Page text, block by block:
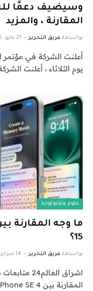
وسيضيف دعمًا
المقارنة ، والمزيد
بواسطة فريق التحرير 21 مايو، 2025
يوم الثلاثاء ، أعلنت
علوم وتكنولوجيا
15؟
بواسطة فريق التحرير 14 فبراير، 2025
اشراق